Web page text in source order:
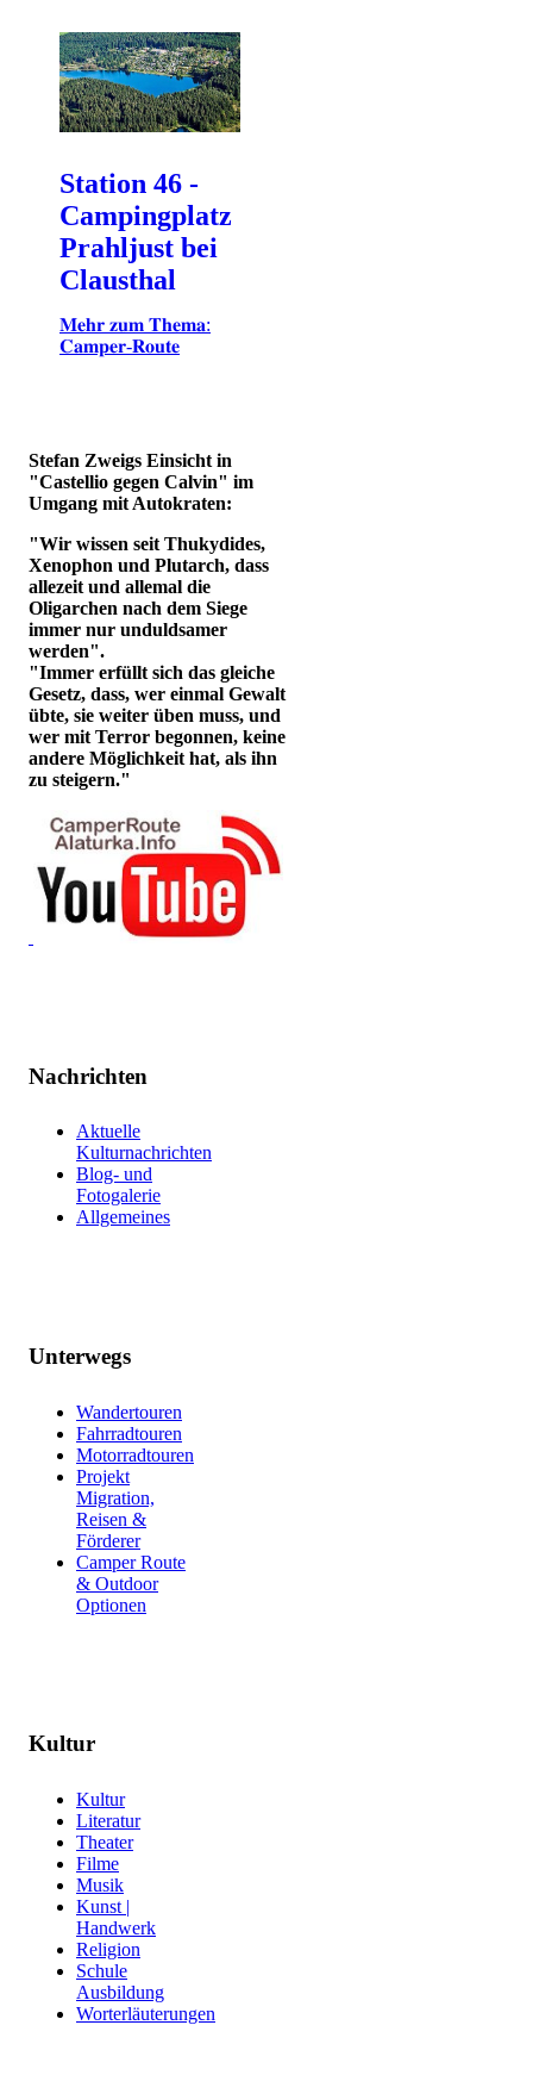
Station 46 -
Campingplatz
Prahljust bei
Clausthal
𝐌𝐞𝐡𝐫 𝐳𝐮𝐦 𝐓𝐡𝐞𝐦𝐚:
𝐂𝐚𝐦𝐩𝐞𝐫-𝐑𝐨𝐮𝐭𝐞
Stefan Zweigs Einsicht in
"Castellio gegen Calvin" im
Umgang mit Autokraten:
"Wir wissen seit Thukydides,
Xenophon und Plutarch, dass
allezeit und allemal die
Oligarchen nach dem Siege
immer nur unduldsamer
werden".
"Immer erfüllt sich das gleiche
Gesetz, dass, wer einmal Gewalt
übte, sie weiter üben muss, und
wer mit Terror begonnen, keine
andere Möglichkeit hat, als ihn
zu steigern."
Nachrichten
Aktuelle
Kulturnachrichten
Blog- und
Fotogalerie
Allgemeines
Unterwegs
Wandertouren
Fahrradtouren
Motorradtouren
Projekt
Migration,
Reisen &
Förderer
Camper Route
& Outdoor
Optionen
Kultur
Kultur
Literatur
Theater
Filme
Musik
Kunst |
Handwerk
Religion
Schule
Ausbildung
Worterläuterungen